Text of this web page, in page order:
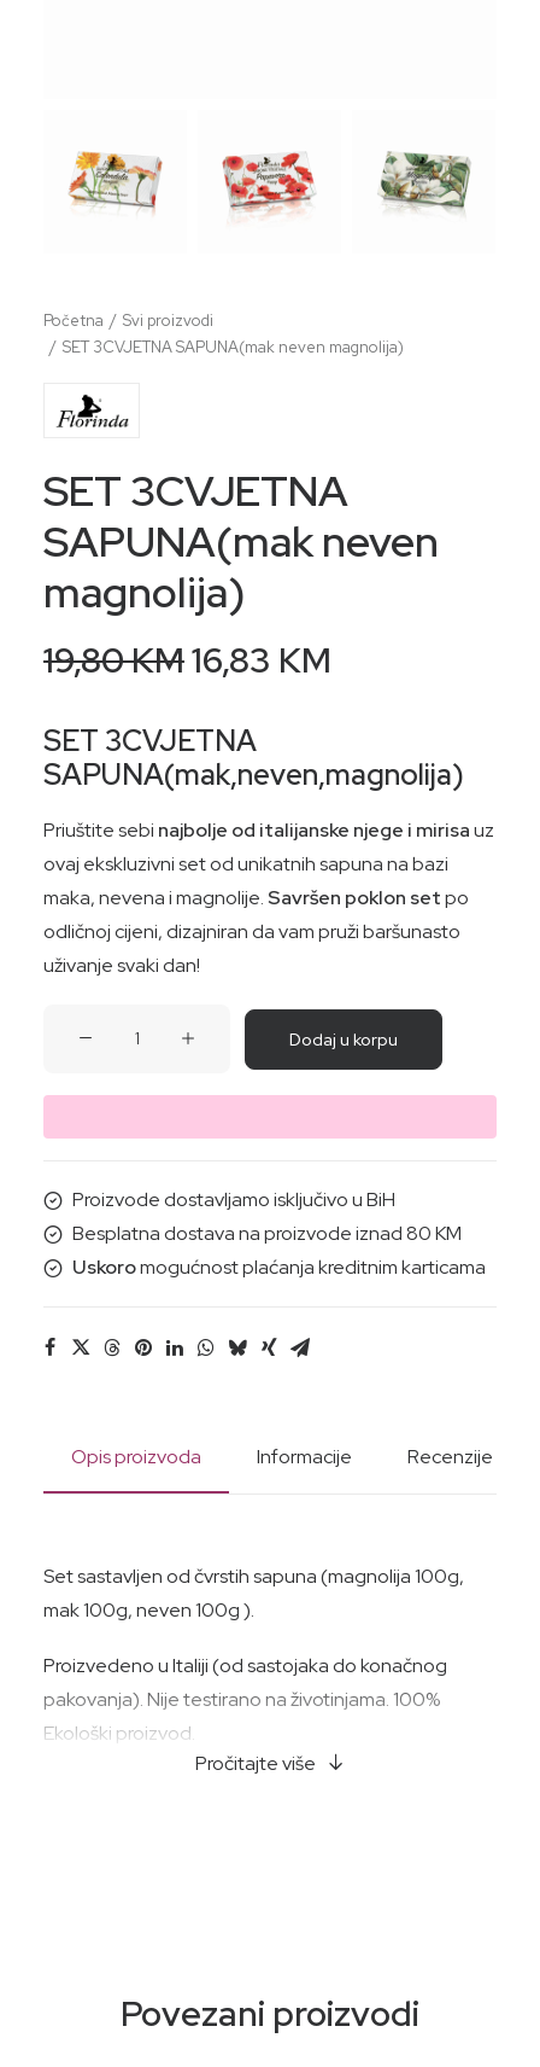
Početna
Svi proizvodi
SET 3CVJETNA SAPUNA(mak neven magnolija)
SET 3CVJETNA
SAPUNA(mak neven
magnolija)
19,80KMOriginal
was:
19,80 KM.
16,83 KM
16,83 KM.
SET 3CVJETNA
SAPUNA(mak,neven,magnolija)
Priuštite sebi najbolje od italijanske njege i mirisauz
ovaj ekskluzivni set od unikatnih sapuna na bazi
maka, nevena i magnolije. Savršen poklon setpo
odličnoj cijeni, dizajniran da vam pruži baršunasto
uživanje svaki dan!
količina
Dodaj u korpu
Proizvode dostavljamo isključivo u BiH
Besplatna dostava na proizvode iznad 80 KM
Uskoromogućnost plaćanja kreditnim karticama
Opis proizvoda Informacije Recenzije
Set sastavljen od čvrstih sapuna (magnolija 100g,
mak 100g, neven 100g ).
Proizvedeno u Italiji (od sastojaka do konačnog
pakovanja). Nije testirano na životinjama. 100%
Ekološki proizvod.
Pročitajte više
Povezani proizvodi